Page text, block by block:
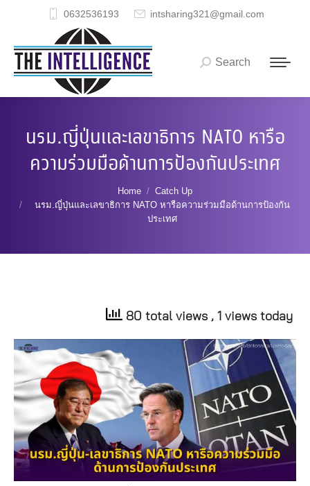
0632536193 intsharing321@gmail.com
Search:
Search
นรม.ญี่ปุ่นและเลขาธิการ NATO หารือ
ความร่วมมือด้านการป้องกันประเทศ
Home
Catch Up
นรม.ญี่ปุ่นและเลขาธิการ NATO หารือความร่วมมือด้านการป้องกัน
ประเทศ
80 total views , 1 views today